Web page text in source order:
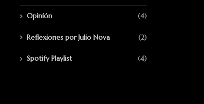
Opinión (4)
Reflexiones por Julio Nova (2)
Spotify Playlist (4)